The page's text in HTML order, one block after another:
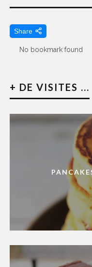
Share
No bookmark found
+ DE VISITES ...